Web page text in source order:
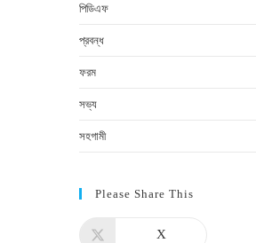
পিডিএফ
প্রবন্ধ
ফরম
সভ্য
সহগামী
Please Share This
X